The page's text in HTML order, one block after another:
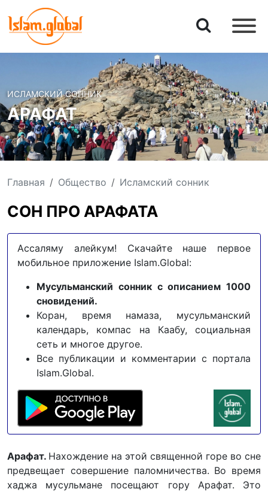
ИСЛАМСКИЙ СОННИК
АРАФАТ
Главная Общество Исламский сонник
СОН ПРО АРАФАТА
Ассаляму алейкум! Скачайте наше первое
мобильное приложение Islam.Global:
Мусульманский сонник с описанием 1000
сновидений.
Коран, время намаза, мусульманский
календарь, компас на Каабу, социальная
сеть и многое другое.
Все публикации и комментарии с портала
Islam.Global.
Арафат. Нахождение на этой священной горе во сне
предвещает совершение паломничества. Во время
хаджа мусульмане посещают гору Арафат. Это